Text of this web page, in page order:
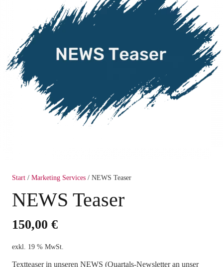
Start / Marketing Services / NEWS Teaser
NEWS Teaser
150,00 €
exkl. 19 % MwSt.
Textteaser in unseren NEWS (Quartals-Newsletter an unser